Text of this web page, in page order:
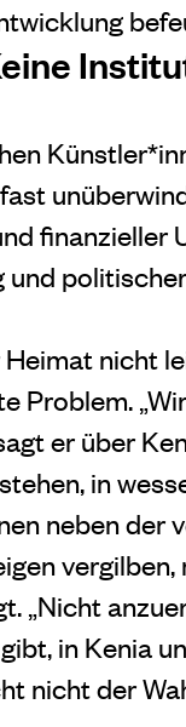
finanzieller
nicht
Problem.
er über
in
neben der
„Nicht
in Kenia
nicht der